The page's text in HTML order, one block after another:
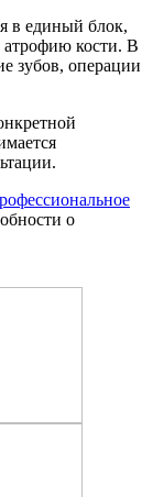
в единый блок,
атрофию кости. В
зубов, операции
о